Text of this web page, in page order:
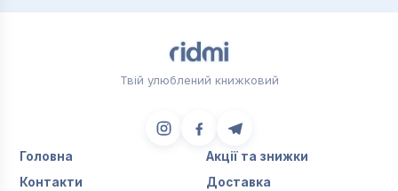
Твій улюблений книжковий
Головна
Акції та знижки
Контакти
Доставка